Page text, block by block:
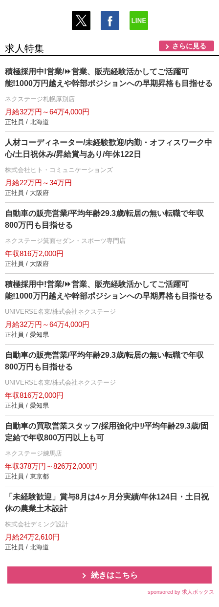
求人特集 さらに見る
積極採用中!営業/⏩️営業、販売経験活かしてご活躍可
能!1000万円越えや幹部ポジションへの早期昇格も目指せる
ネクステージ札幌厚別店
月給32万円～64万4,000円
正社員 / 北海道
人材コーディネーター/未経験歓迎/内勤・オフィスワーク中
心/土日祝休み/昇給賞与あり/年休122日
株式会社ヒト・コミュニケーションズ
月給22万円～34万円
正社員 / 大阪府
自動車の販売営業/平均年齢29.3歳/転居の無い転職で年収
800万円も目指せる
ネクステージ箕面セダン・スポーツ専門店
年収816万2,000円
正社員 / 大阪府
積極採用中!営業/⏩️営業、販売経験活かしてご活躍可
能!1000万円越えや幹部ポジションへの早期昇格も目指せる
UNIVERSE名東/株式会社ネクステージ
月給32万円～64万4,000円
正社員 / 愛知県
自動車の販売営業/平均年齢29.3歳/転居の無い転職で年収
800万円も目指せる
UNIVERSE名東/株式会社ネクステージ
年収816万2,000円
正社員 / 愛知県
自動車の買取営業スタッフ/採用強化中!/平均年齢29.3歳/固
定給で年収800万円以上も可
ネクステージ練馬店
年収378万円～826万2,000円
正社員 / 東京都
「未経験歓迎」賞与8月は4ヶ月分実績/年休124日・土日祝
休の農業土木設計
株式会社デミング設計
月給24万2,610円
正社員 / 北海道
続きはこちら
sponsored by 求人ボックス